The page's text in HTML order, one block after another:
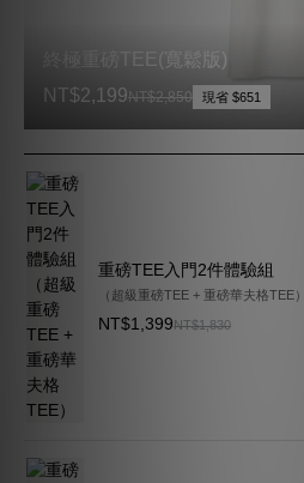
終極重磅TEE(寬鬆版)
NT$2,199NT$2,850 現省 $651
重磅TEE入門2件體驗組
（超級重磅TEE + 重磅華夫格TEE）
NT$1,399NT$1,830